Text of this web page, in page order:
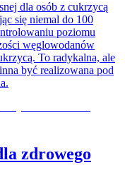
dla osób z cukrzycą
się niemal do 100
poziomu
węglowodanów
To radykalna, ale
być realizowana pod
zdrowego